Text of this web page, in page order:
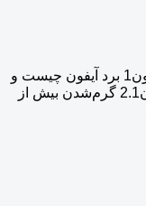
دسترسی سریع0.1 تعویض و تعمیر برد آیفون1 برد آیفون چیست و
چه وظیفه‌ای دارد؟2 دلایل خرابی برد آیفون2.1 گرم‌شدن بیش از